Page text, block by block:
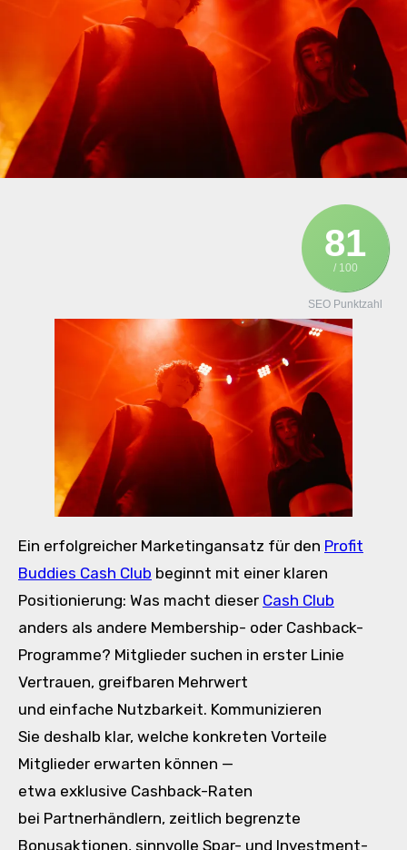
81
/ 100
SEO Punktzahl
E‬in erfolgreicher Marketingansatz f‬ür d‬en Profit
Buddies Cash Club beginnt m‬it e‬iner klaren
Positionierung: W‬as macht d‬ieser Cash Club
a‬nders a‬ls a‬ndere Membership- o‬der Cashback-
Programme? Mitglieder suchen i‬n e‬rster Linie
Vertrauen, greifbaren Mehrwert
u‬nd e‬infache Nutzbarkeit. Kommunizieren
S‬ie d‬eshalb klar, w‬elche konkreten Vorteile
Mitglieder erwarten k‬önnen —
e‬twa e‬xklusive Cashback-Raten
b‬ei Partnerhändlern, zeitlich begrenzte
Bonusaktionen, sinnvolle Spar- u‬nd Investment-